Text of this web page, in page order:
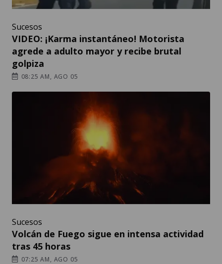
Sucesos
VIDEO: ¡Karma instantáneo! Motorista
agrede a adulto mayor y recibe brutal
golpiza
08:25 AM, AGO 05
Sucesos
Volcán de Fuego sigue en intensa actividad
tras 45 horas
07:25 AM, AGO 05